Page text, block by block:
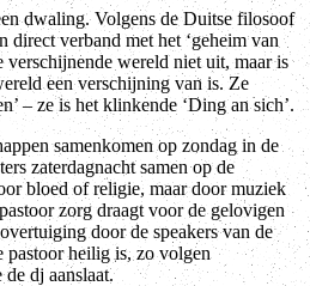
dwaling. Volgens de Duitse filosoof
direct verband met het ‘geheim van
verschijnende wereld niet uit, maar is
een verschijning van is. Ze
– ze is het klinkende ‘Ding an sich’.
samenkomen op zondag in de
zaterdagnacht samen op de
bloed of religie, maar door muziek
zorg draagt voor de gelovigen
door de speakers van de
heilig is, zo volgen
dj aanslaat.